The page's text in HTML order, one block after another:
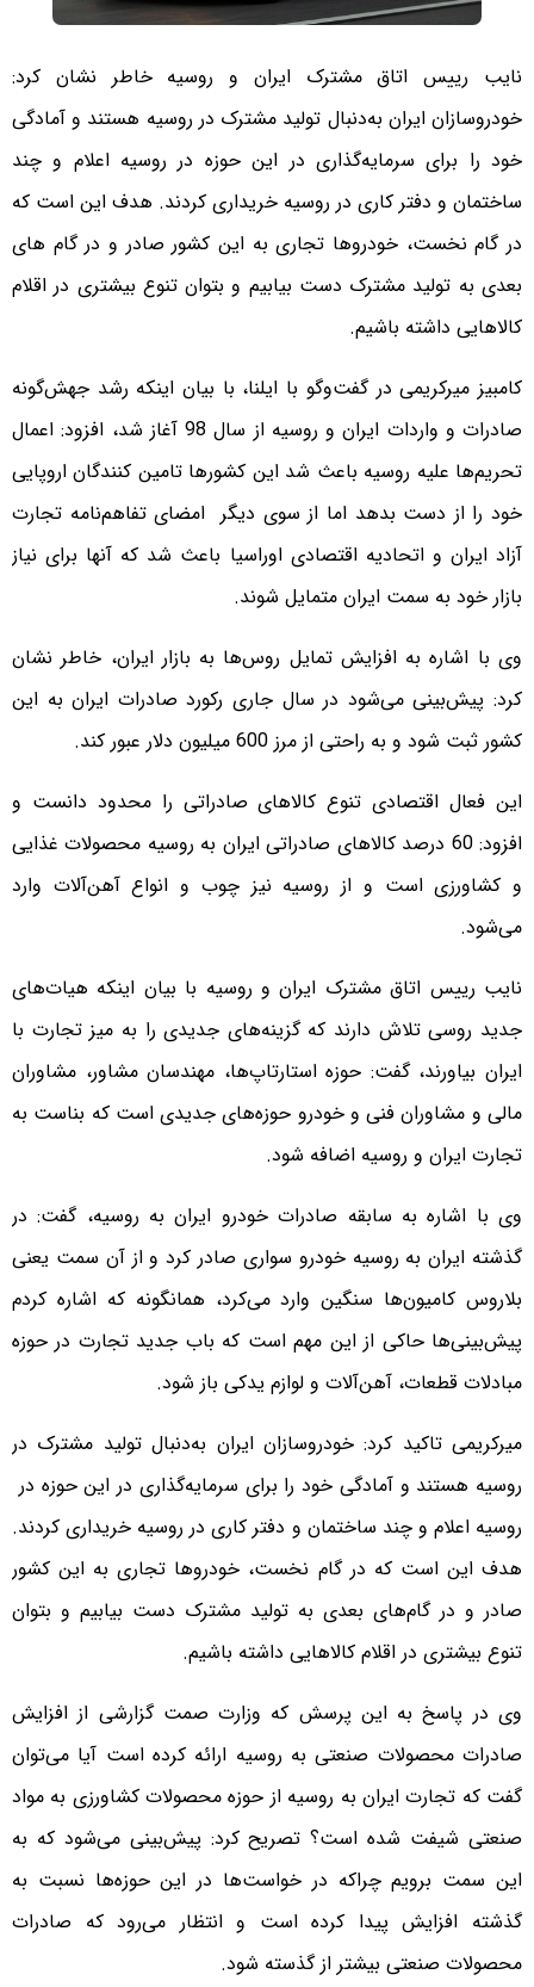
نایب رییس اتاق مشترک ایران و روسیه خاطر نشان کرد:
خودروسازان ایران به‌دنبال تولید مشترک در روسیه هستند و آمادگی
خود را برای سرمایه‌گذاری در این حوزه در روسیه اعلام و چند
ساختمان‌ و دفتر کاری در روسیه خریداری کردند. هدف این است که
در گام نخست، خودروها تجاری به این کشور صادر و در گام های
بعدی به تولید مشترک دست بیابیم و بتوان تنوع بیشتری در اقلام
کالاهایی داشته باشیم.
کامبیز میرکریمی در گفت‌وگو با ایلنا، با بیان اینکه رشد جهش‌گونه
صادرات و واردات ایران و روسیه از سال 98 آغاز شد، افزود: اعمال
تحریم‌ها علیه روسیه باعث شد این کشورها تامین کنندگان اروپایی
خود را از دست بدهد اما از سوی دیگر امضای تفاهم‌نامه تجارت
آزاد ایران و اتحادیه اقتصادی اوراسیا باعث شد که آنها برای نیاز
بازار خود به سمت ایران متمایل شوند.
وی با اشاره به افزایش تمایل روس‌ها به بازار ایران، خاطر نشان
کرد: پیش‌بینی می‌شود در سال جاری رکورد صادرات ایران به این
کشور ثبت شود و به راحتی از مرز 600 میلیون دلار عبور کند.
این فعال اقتصادی تنوع کالاهای صادراتی را محدود دانست و
افزود: 60 درصد کالاهای صادراتی ایران به روسیه محصولات غذایی
و کشاورزی است و از روسیه نیز چوب و انواع آهن‌آلات وارد
می‌شود.
نایب رییس اتاق مشترک ایران و روسیه با بیان اینکه هیات‌های
جدید روسی تلاش دارند که گزینه‌های جدیدی را به میز تجارت با
ایران بیاورند، گفت: حوزه استارتاپ‌ها، مهندسان مشاور، مشاوران
مالی و مشاوران فنی و خودرو حوزه‌های جدیدی است که بناست به
تجارت ایران و روسیه اضافه شود.
وی با اشاره به سابقه صادرات خودرو ایران به روسیه، گفت: در
گذشته ایران به روسیه خودرو سواری صادر کرد و از آن سمت یعنی
بلاروس کامیون‌ها سنگین وارد می‌کرد، همانگونه که اشاره کردم
پیش‌بینی‌ها حاکی از این مهم است که باب جدید تجارت در حوزه
مبادلات قطعات، آهن‌آلات و لوازم یدکی باز شود.
میرکریمی تاکید کرد: خودروسازان ایران به‌دنبال تولید مشترک در
روسیه هستند و آمادگی خود را برای سرمایه‌گذاری در این حوزه در
روسیه اعلام و چند ساختمان‌ و دفتر کاری در روسیه خریداری کردند.
هدف این است که در گام نخست، خودروها تجاری به این کشور
صادر و در گام‌های بعدی به تولید مشترک دست بیابیم و بتوان
تنوع بیشتری در اقلام کالاهایی داشته باشیم.
وی در پاسخ به این پرسش که وزارت صمت گزارشی از افزایش
صادرات محصولات صنعتی به روسیه ارائه کرده است آیا می‌توان
گفت که تجارت ایران به روسیه از حوزه محصولات کشاورزی به مواد
صنعتی شیفت شده است؟ تصریح کرد: پیش‌بینی می‌شود که به
این سمت برویم چراکه در خواست‌ها در این حوزه‌ها نسبت به
گذشته افزایش پیدا کرده است و انتظار می‌رود که صادرات
محصولات صنعتی بیشتر از گذسته شود.